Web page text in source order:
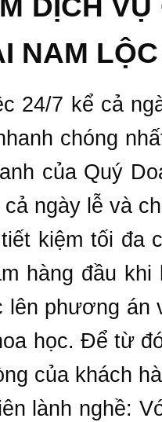
DỊCH VỤ
NAM LỘC
24/7 kể cả
chóng
của Quý
ngày lễ và
kiệm tối đa
hàng đầu
lên phương án
học. Để từ
của khách
lành nghề: